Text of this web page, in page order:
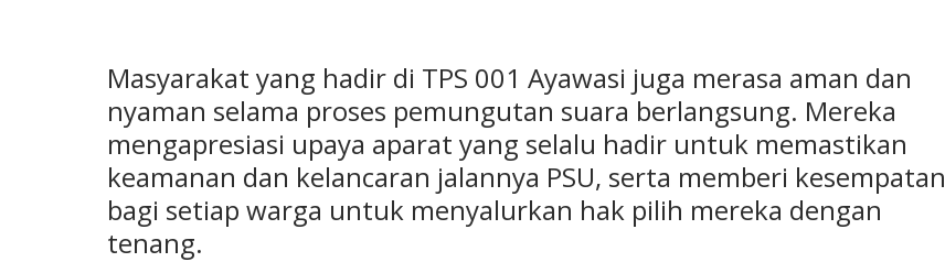
Masyarakat yang hadir di TPS 001 Ayawasi juga merasa aman dan
nyaman selama proses pemungutan suara berlangsung. Mereka
mengapresiasi upaya aparat yang selalu hadir untuk memastikan
keamanan dan kelancaran jalannya PSU, serta memberi kesempatan
bagi setiap warga untuk menyalurkan hak pilih mereka dengan
tenang.